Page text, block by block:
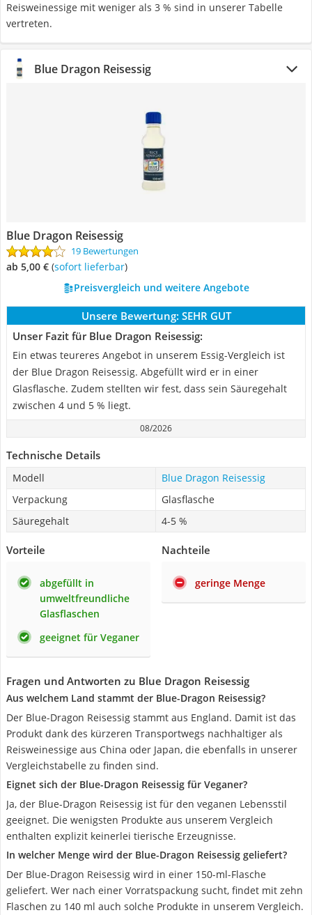
Reisweinessige mit weniger als 3 % sind in unserer Tabelle
vertreten.
Blue Dragon Reisessig
Blue Dragon Reisessig
19 Bewertungen
ab 5,00 € ( Sofort lieferbar)
Preisvergleich und weitere Angebote
Unsere Bewertung: SEHR GUT
Unser Fazit für Blue Dragon Reisessig:
Ein etwas teureres Angebot in unserem Essig-Vergleich ist
der Blue Dragon Reisessig. Abgefüllt wird er in einer
Glasflasche. Zudem stellten wir fest, dass sein Säuregehalt
zwischen 4 und 5 % liegt.
08/2026
Technische Details
Modell
Blue Dragon Reisessig
Verpackung
Glasflasche
Säuregehalt
4-5 %
Vorteile
abgefüllt in
umweltfreundliche
Glasflaschen
geeignet für Veganer
Nachteile
geringe Menge
Fragen und Antworten zu Blue Dragon Reisessig
Aus welchem Land stammt der Blue-Dragon Reisessig?
Der Blue-Dragon Reisessig stammt aus England. Damit ist das
Produkt dank des kürzeren Transportwegs nachhaltiger als
Reisweinessige aus China oder Japan, die ebenfalls in unserer
Vergleichstabelle zu finden sind.
Eignet sich der Blue-Dragon Reisessig für Veganer?
Ja, der Blue-Dragon Reisessig ist für den veganen Lebensstil
geeignet. Die wenigsten Produkte aus unserem Vergleich
enthalten explizit keinerlei tierische Erzeugnisse.
In welcher Menge wird der Blue-Dragon Reisessig geliefert?
Der Blue-Dragon Reisessig wird in einer 150-ml-Flasche
geliefert. Wer nach einer Vorratspackung sucht, findet mit zehn
Flaschen zu 140 ml auch solche Produkte in unserem Vergleich.